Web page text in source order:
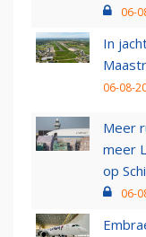
06-
In
06-08-
Meer
meer
op
06-